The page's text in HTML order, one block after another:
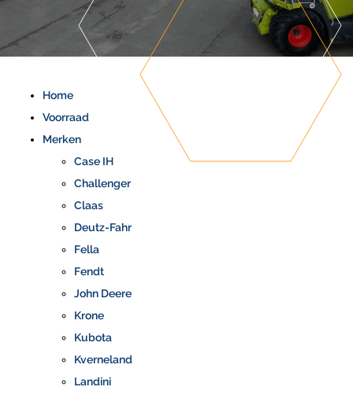
Home
Voorraad
Merken
Case IH
Challenger
Claas
Deutz-Fahr
Fella
Fendt
John Deere
Krone
Kubota
Kverneland
Landini